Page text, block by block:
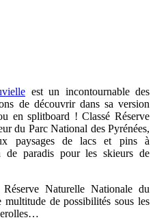
est un incontournable des
de découvrir dans sa version
en splitboard ! Classé Réserve
du Parc National des Pyrénées,
paysages de lacs et pins à
de paradis pour les skieurs de
Naturelle Nationale du
de possibilités sous les